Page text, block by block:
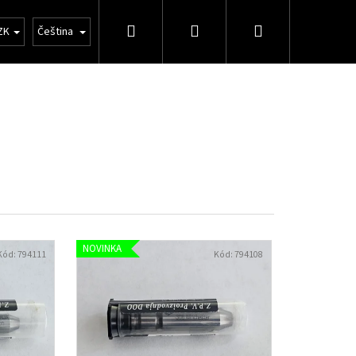
Velkoobchod
Čeština Hledat PřihlášeníNákupní
794111 NOVINKA Kód:794108
Následující